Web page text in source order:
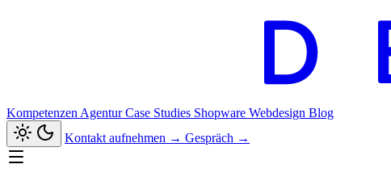
Kompetenzen AgenturCase Studies Shopware Webdesign Blog
Kontakt aufnehmen → Gespräch →